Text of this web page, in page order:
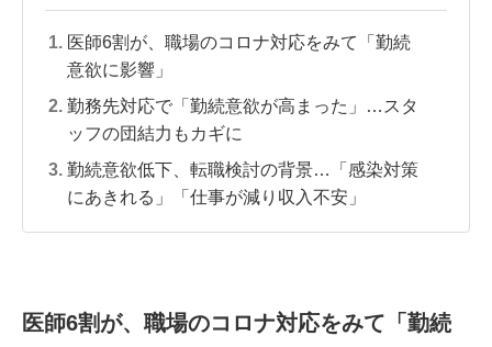
医師6割が、職場のコロナ対応をみて「勤続
意欲に影響」
勤務先対応で「勤続意欲が高まった」…スタ
ッフの団結力もカギに
勤続意欲低下、転職検討の背景…「感染対策
にあきれる」「仕事が減り収入不安」
医師6割が、職場のコロナ対応をみて「勤続